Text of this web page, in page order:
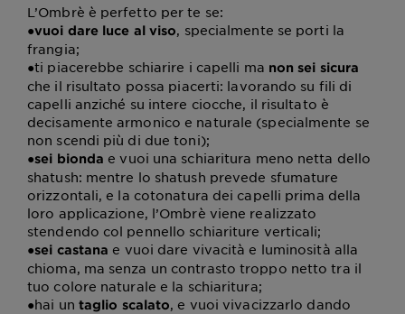
L’Ombrè è perfetto per te se:
●vuoi dare luce al viso, specialmente se porti la
frangia;
●ti piacerebbe schiarire i capelli ma non sei sicura
che il risultato possa piacerti: lavorando su fili di
capelli anziché su intere ciocche, il risultato è
decisamente armonico e naturale (specialmente se
non scendi più di due toni);
●sei bionda e vuoi una schiaritura meno netta dello
shatush: mentre lo shatush prevede sfumature
orizzontali, e la cotonatura dei capelli prima della
loro applicazione, l’Ombrè viene realizzato
stendendo col pennello schiariture verticali;
●sei castana e vuoi dare vivacità e luminosità alla
chioma, ma senza un contrasto troppo netto tra il
tuo colore naturale e la schiaritura;
●hai un taglio scalato, e vuoi vivacizzarlo dando